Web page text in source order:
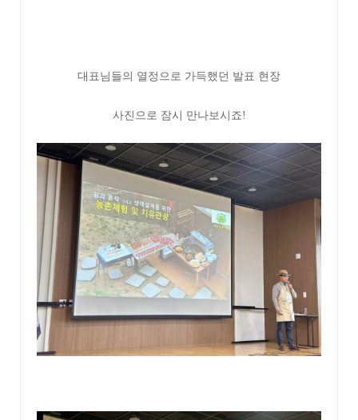
대표님들의 열정으로 가득했던 발표 현장
사진으로 잠시 만나보시죠!